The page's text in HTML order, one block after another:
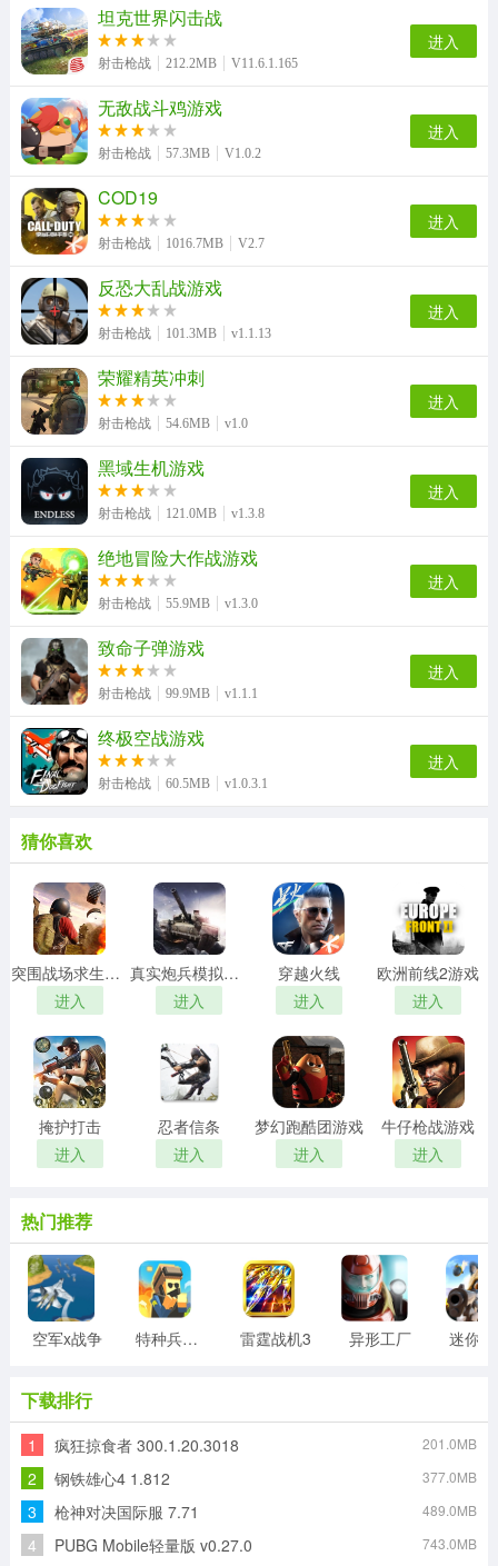
坦克世界闪击战
射击枪战 212.2MB V11.6.1.165
进入
无敌战斗鸡游戏
射击枪战 57.3MB V1.0.2
进入
COD19
射击枪战 1016.7MB V2.7
进入
反恐大乱战游戏
射击枪战 101.3MB v1.1.13
进入
荣耀精英冲刺
射击枪战 54.6MB v1.0
进入
黑域生机游戏
射击枪战 121.0MB v1.3.8
进入
绝地冒险大作战游戏
射击枪战 55.9MB v1.3.0
进入
致命子弹游戏
射击枪战 99.9MB v1.1.1
进入
终极空战游戏
射击枪战 60.5MB v1.0.3.1
进入
猜你喜欢
突围战场求生行动游戏
进入
真实炮兵模拟游戏
进入
穿越火线
进入
欧洲前线2游戏
进入
掩护打击
进入
忍者信条
进入
梦幻跑酷团游戏
进入
牛仔枪战游戏
进入
热门推荐
空军x战争 特种兵王游戏 雷霆战机3 异形工厂
下载排行
1 疯狂掠食者 300.1.20.3018 201.0MB
2 钢铁雄心4 1.812 377.0MB
3 枪神对决国际服 7.71 489.0MB
4 PUBG Mobile轻量版 v0.27.0 743.0MB